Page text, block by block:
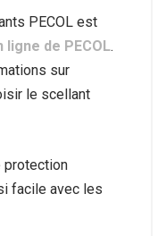
PECOL est
ligne de PECOL.
sur
le scellant
protection
facile avec les